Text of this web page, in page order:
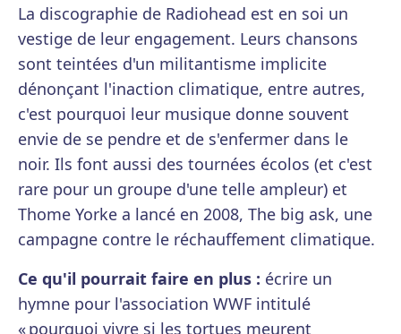
La discographie de Radiohead est en soi un
vestige de leur engagement. Leurs chansons
sont teintées d'un militantisme implicite
dénonçant l'inaction climatique, entre autres,
c'est pourquoi leur musique donne souvent
envie de se pendre et de s'enfermer dans le
noir. Ils font aussi des tournées écolos (et c'est
rare pour un groupe d'une telle ampleur) et
Thome Yorke a lancé en 2008, The big ask, une
campagne contre le réchauffement climatique.
Ce qu'il pourrait faire en plus : écrire un
hymne pour l'association WWF intitulé
« pourquoi vivre si les tortues meurent